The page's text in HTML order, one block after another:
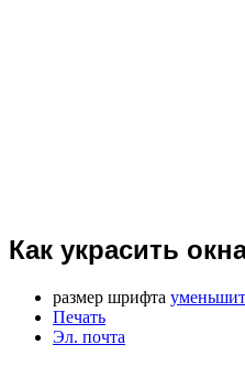
Как украсить
размер шрифта
Печать
Эл. почта